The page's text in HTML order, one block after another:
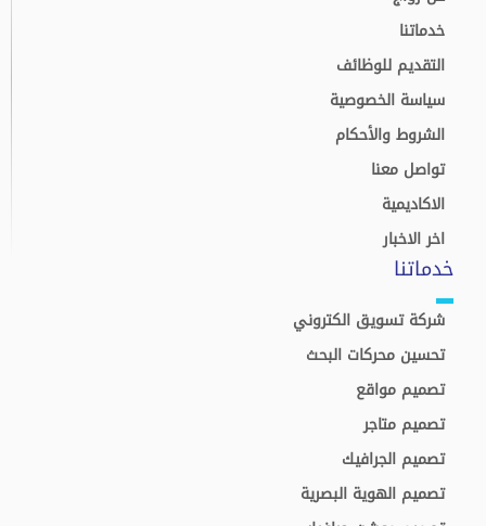
خدماتنا
التقديم للوظائف
سياسة الخصوصية
الشروط والأحكام
تواصل معنا
الاكاديمية
اخر الاخبار
خدماتنا
شركة تسويق الكتروني
تحسين محركات البحث
تصميم مواقع
تصميم متاجر
تصميم الجرافيك
تصميم الهوية البصرية